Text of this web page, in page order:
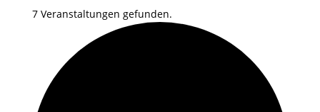
7 Veranstaltungen gefunden.